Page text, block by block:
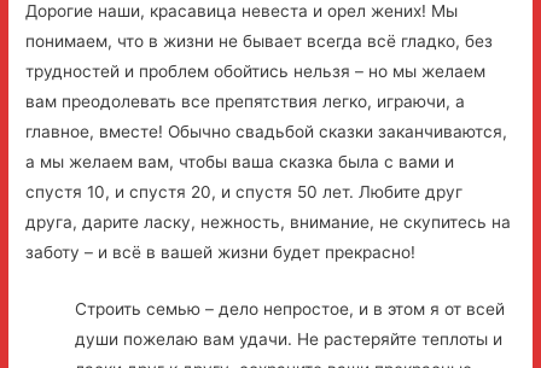
Дорогие наши, красавица невеста и орел жених! Мы
понимаем, что в жизни не бывает всегда всё гладко, без
трудностей и проблем обойтись нельзя – но мы желаем
вам преодолевать все препятствия легко, играючи, а
главное, вместе! Обычно свадьбой сказки заканчиваются,
а мы желаем вам, чтобы ваша сказка была с вами и
спустя 10, и спустя 20, и спустя 50 лет. Любите друг
друга, дарите ласку, нежность, внимание, не скупитесь на
заботу – и всё в вашей жизни будет прекрасно!
Строить семью – дело непростое, и в этом я от всей
души пожелаю вам удачи. Не растеряйте теплоты и